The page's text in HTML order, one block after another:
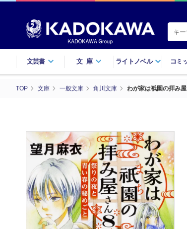
文芸書 文庫 ライトノベル コミ
TOP 文庫 一般文庫 角川文庫 わが家は祇園の拝み